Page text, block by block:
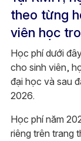
theo từng
viên học
Học phí dưới
cho sinh viên,
đại học và sau
2026.
Học phí năm
riêng trên trang